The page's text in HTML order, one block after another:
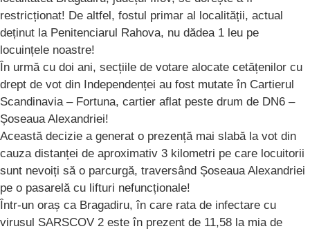
restricționat! De altfel, fostul primar al localității, actual
deținut la Penitenciarul Rahova, nu dădea 1 leu pe
locuințele noastre!
În urmă cu doi ani, secțiile de votare alocate cetățenilor cu
drept de vot din Independenței au fost mutate în Cartierul
Scandinavia – Fortuna, cartier aflat peste drum de DN6 –
Șoseaua Alexandriei!
Această decizie a generat o prezență mai slabă la vot din
cauza distanței de aproximativ 3 kilometri pe care locuitorii
sunt nevoiți să o parcurgă, traversând Șoseaua Alexandriei
pe o pasarelă cu lifturi nefuncționale!
Într-un oraș ca Bragadiru, în care rata de infectare cu
virusul SARSCOV 2 este în prezent de 11,58 la mia de